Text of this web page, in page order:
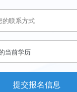
提交报名信息